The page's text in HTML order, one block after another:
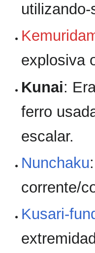
explosiva
Kunai:
ferro
escalar.
Nunchaku
corrente/
Kusari-